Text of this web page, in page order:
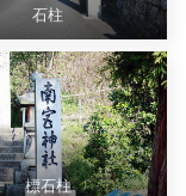
石柱
標石柱